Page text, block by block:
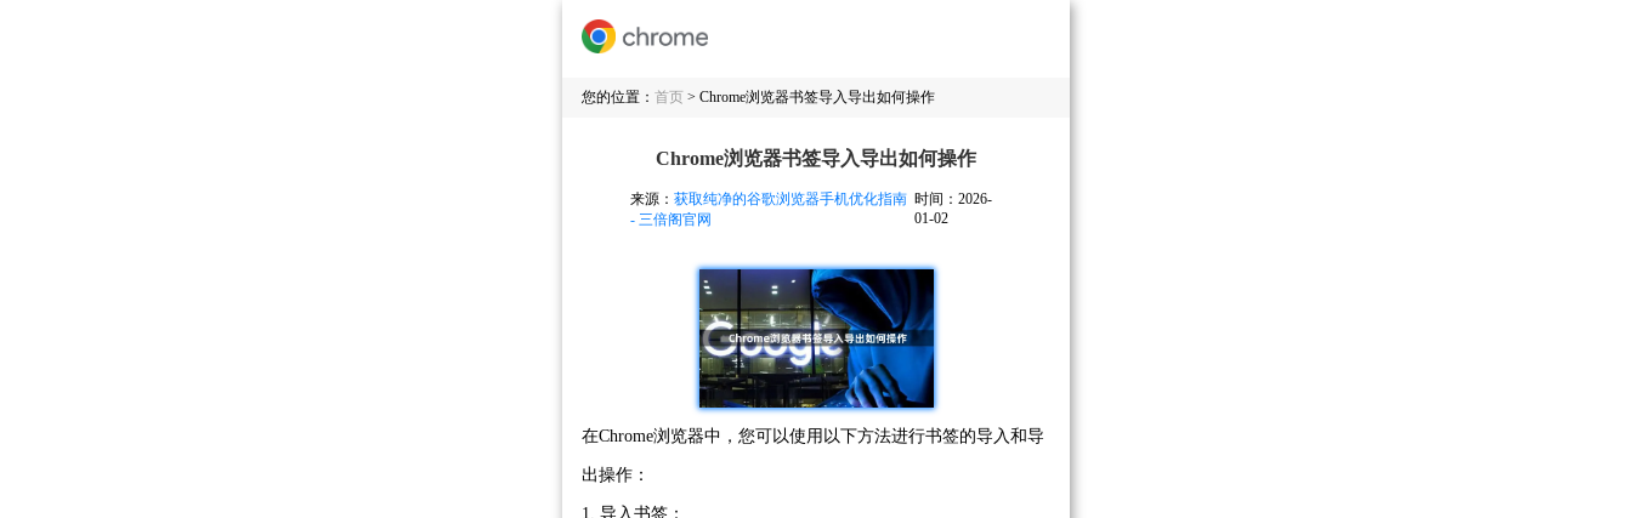
您的位置： 首页 > Chrome浏览器书签导入导出如何操作
Chrome浏览器书签导入导出如何操作
来源： 获取纯净的谷歌浏览器手机优化指南
- 三倍阁官网
时间：2026-
01-02
在Chrome浏览器中，您可以使用以下方法进行书签的导入和导
出操作：
1. 导入书签：